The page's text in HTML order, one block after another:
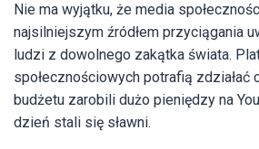
Nie ma wyjątku, że media
najsilniejszym źródłem przyciągania
ludzi z dowolnego zakątka świata.
społecznościowych potrafią zdziałać
budżetu zarobili dużo pieniędzy na
dzień stali się sławni.